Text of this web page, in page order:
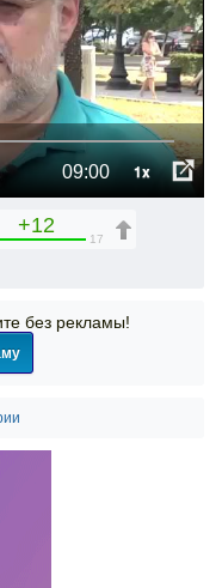
09:00 1x
+12
17
без рекламы!